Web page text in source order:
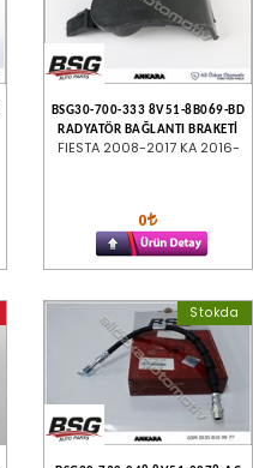
BSG30-700-333 8V51-8B069-BD
RADYATÖR BAĞLANTI BRAKETİ
FIESTA 2008-2017 KA 2016-
0
Stokda